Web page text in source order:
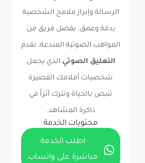
الرسالة وإبراز ملامح الشخصية
بدقة وعمق. بفضل فريق من
المواهب الصوتية المبدعة، نقدم
التعليق الصوتي الذي يجعل
شخصيات أفلامك القصيرة
تنبض بالحياة وتترك أثراً في
ذاكرة المشاهد.
محتويات الخدمة
اطلب الخدمة
مباشرة على واتساب